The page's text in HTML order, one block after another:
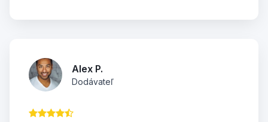
Alex P.
Dodávateľ